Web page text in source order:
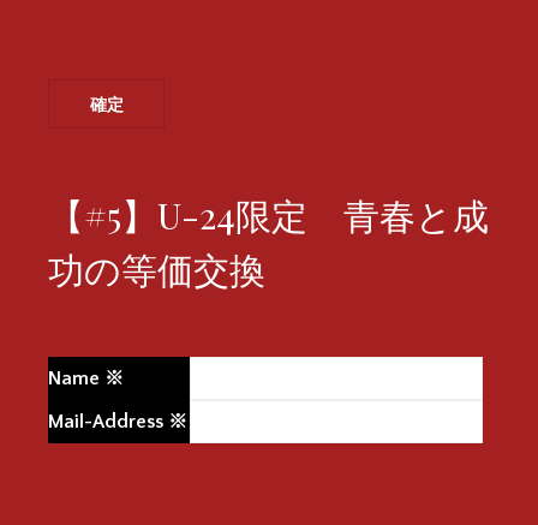
【#5】U-24限定 青春と成
功の等価交換
Name ※
Mail-Address ※